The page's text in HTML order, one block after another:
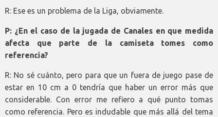
R: Ese es un problema de la Liga, obviamente.
P: ¿En el caso de la jugada de Canales en que medida
afecta que parte de la camiseta tomes como
referencia?
R: No sé cuánto, pero para que un fuera de juego pase de
estar en 10 cm a 0 tendría que haber un error más que
considerable. Con error me refiero a qué punto tomas
como referencia. Pero es indudable que más allá del tema